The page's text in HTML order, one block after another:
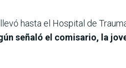
hasta el Hospital de
señaló el comisario, la